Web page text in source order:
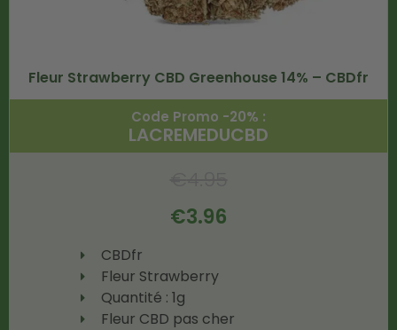
Fleur Strawberry CBD Greenhouse 14% – CBDfr
Code Promo -20% :
LACREMEDUCBD
€3.96
CBDfr
Fleur Strawberry
Quantité : 1g
Fleur CBD pas cher